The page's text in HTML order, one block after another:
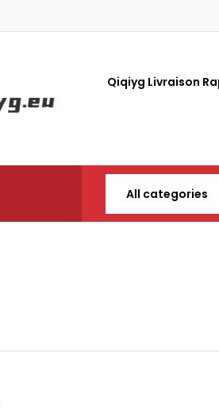
Qiqiyg Livraison